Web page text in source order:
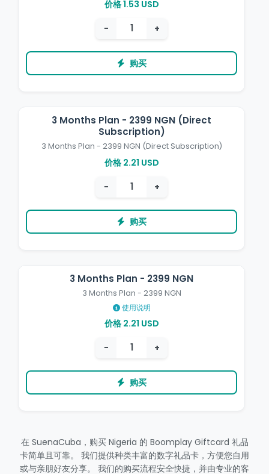
价格 1.53 USD
−
+
购买
3 Months Plan - 2399 NGN (Direct
Subscription)
3 Months Plan - 2399 NGN (Direct Subscription)
价格 2.21 USD
−
+
购买
3 Months Plan - 2399 NGN
3 Months Plan - 2399 NGN
使用说明
价格 2.21 USD
−
+
购买
在 SuenaCuba，购买 Nigeria 的 Boomplay Giftcard 礼品
卡简单且可靠。 我们提供种类丰富的数字礼品卡，方便您自用
或与亲朋好友分享。 我们的购买流程安全快捷，并由专业的客